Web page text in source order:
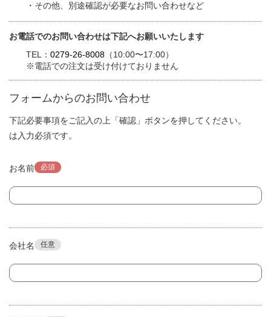
・その他、別途確認が必要なお問い合わせなど
お電話でのお問い合わせは下記へお願いいたします
TEL： 0279-26-8008 （10:00〜17:00）
※電話での注文は受け付けておりません
フォームからのお問い合わせ
下記必要事項をご記入の上「確認」ボタンを押してください。
は入力必須です。
お名前 必須
会社名 任意